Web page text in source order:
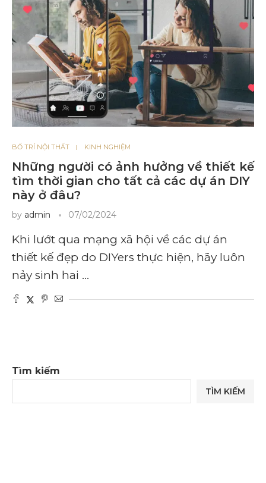
BỐ TRÍ NỘI THẤT KINH NGHIỆM
Những người có ảnh hưởng về thiết kế
tìm thời gian cho tất cả các dự án DIY
này ở đâu?
by admin 07/02/2024
Khi lướt qua mạng xã hội về các dự án
thiết kế đẹp do DIYers thực hiện, hãy luôn
nảy sinh hai …
Tìm kiếm
TÌM KIẾM